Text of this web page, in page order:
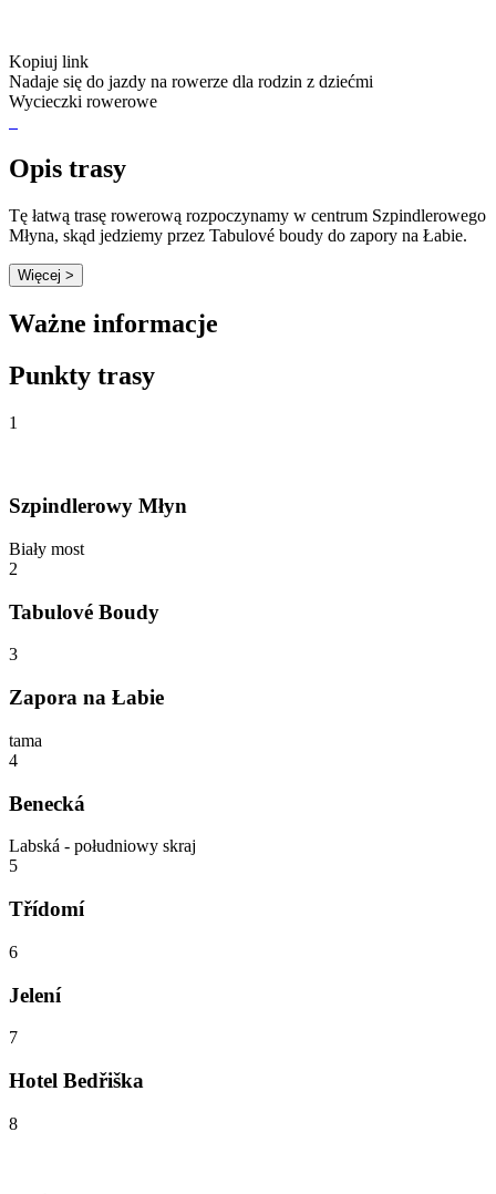
Kopiuj link
Nadaje się do jazdy na rowerze dla rodzin z dziećmi
Wycieczki rowerowe
Opis trasy
Tę łatwą trasę rowerową rozpoczynamy w centrum Szpindlerowego
Młyna, skąd jedziemy przez Tabulové boudy do zapory na Łabie.
Więcej >
Ważne informacje
Punkty trasy
1
Szpindlerowy Młyn
Biały most
2
Tabulové Boudy
3
Zapora na Łabie
tama
4
Benecká
Labská - południowy skraj
5
Třídomí
6
Jelení
7
Hotel Bedřiška
8